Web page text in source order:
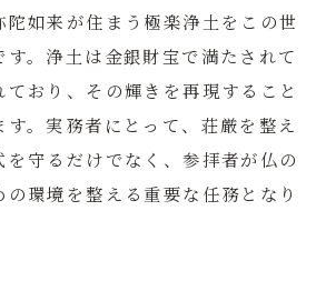
如来が住まう極楽浄土をこの世
。浄土は金銀財宝で満たされて
おり、その輝きを再現すること
。実務者にとって、荘厳を整え
を守るだけでなく、参拝者が仏の
環境を整える重要な任務となり